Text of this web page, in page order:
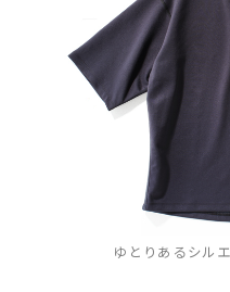
ゆとりあるシル